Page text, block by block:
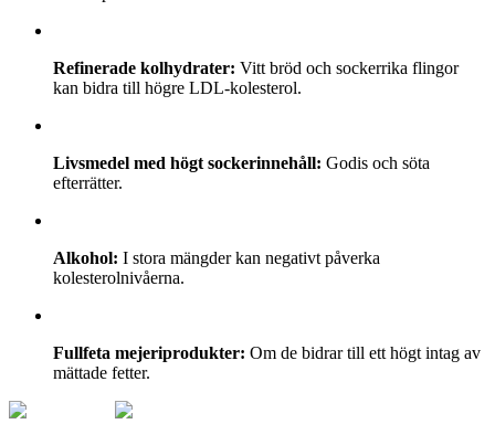
Refinerade kolhydrater: Vitt bröd och sockerrika flingor
kan bidra till högre LDL-kolesterol.
Livsmedel med högt sockerinnehåll: Godis och söta
efterrätter.
Alkohol: I stora mängder kan negativt påverka
kolesterolnivåerna.
Fullfeta mejeriprodukter: Om de bidrar till ett högt intag av
mättade fetter.